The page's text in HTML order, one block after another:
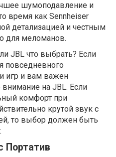
шумоподавление и
время как Sennheiser
детализацией и честным
для меломанов.
JBL что выбрать? Если
повседневного
игр и вам важен
внимание на JBL. Если
комфорт при
крутой звук с
то выбор должен быть
Портатив